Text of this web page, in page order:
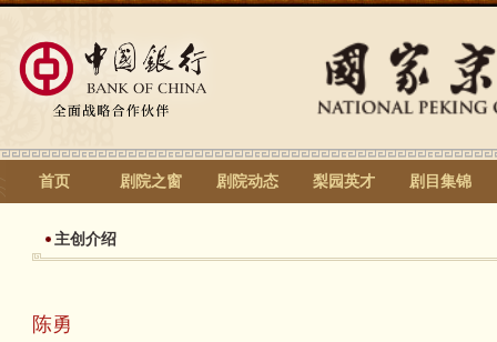
首页 剧院之窗 剧院动态 梨园英才 剧目集锦
主创介绍
陈勇